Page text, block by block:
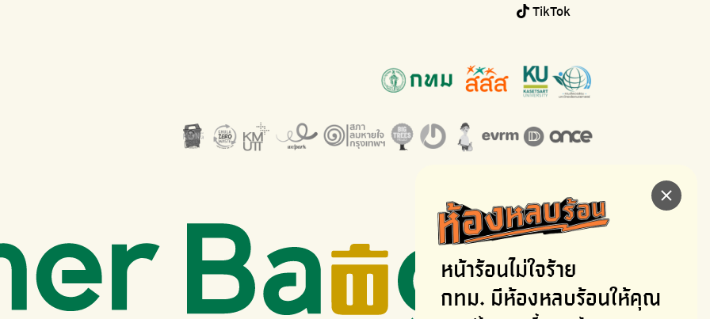
หน้าร้อนไม่ใจร้าย
กทม. มีห้องหลบร้อนให้คุณ
TikTok